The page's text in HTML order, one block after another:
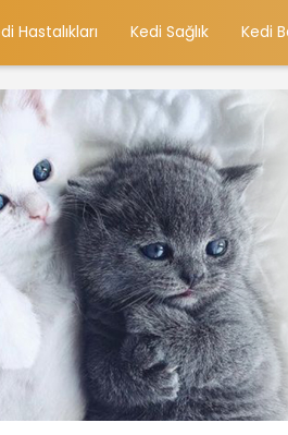
Hastalıkları Kedi Sağlık Kedi